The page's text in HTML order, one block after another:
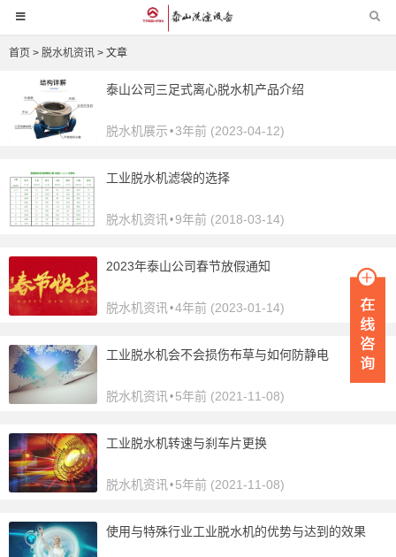
首页 > 脱水机资讯 > 文章
泰山公司三足式离心脱水机产品介绍
脱水机展示 • 3年前 (2023-04-12)
工业脱水机滤袋的选择
脱水机资讯 • 9年前 (2018-03-14)
2023年泰山公司春节放假通知
脱水机资讯 •4年前 (2023-01-14)
工业脱水机会不会损伤布草与如何防静电
脱水机资讯 • 5年前 (2021-11-08)
工业脱水机转速与刹车片更换
脱水机资讯 • 5年前 (2021-11-08)
使用与特殊行业工业脱水机的优势与达到的效果